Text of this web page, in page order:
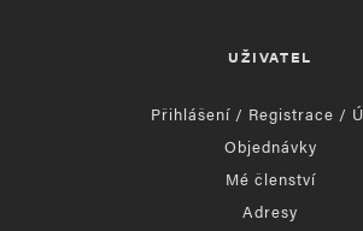
UŽIVATEL
Přihlášení / Registrace /
Objednávky
Mé členství
Adresy